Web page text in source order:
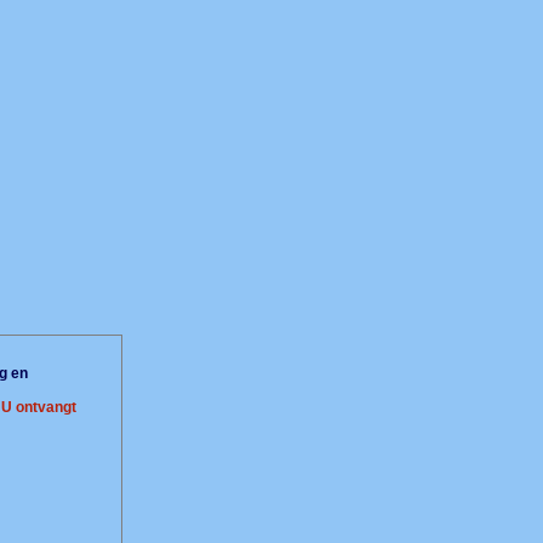
en
U ontvangt